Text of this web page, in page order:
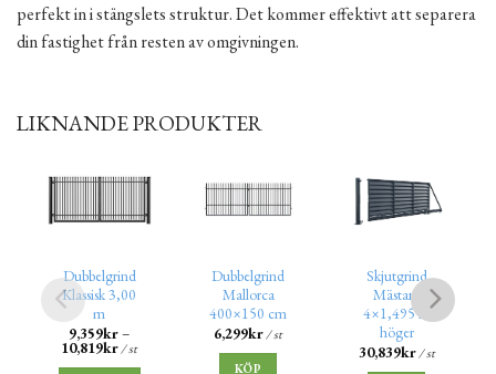
perfekt in i stängslets struktur. Det kommer effektivt att separera
din fastighet från resten av omgivningen.
LIKNANDE PRODUKTER
Dubbelgrind
Klassisk 3,00
m
9,359kr–
10,819kr / st
Dubbelgrind
Mallorca
400×150 cm
6,299kr / st
KÖP
Skjutgrind
Mästare
4×1,495 m
höger
30,839kr/ st